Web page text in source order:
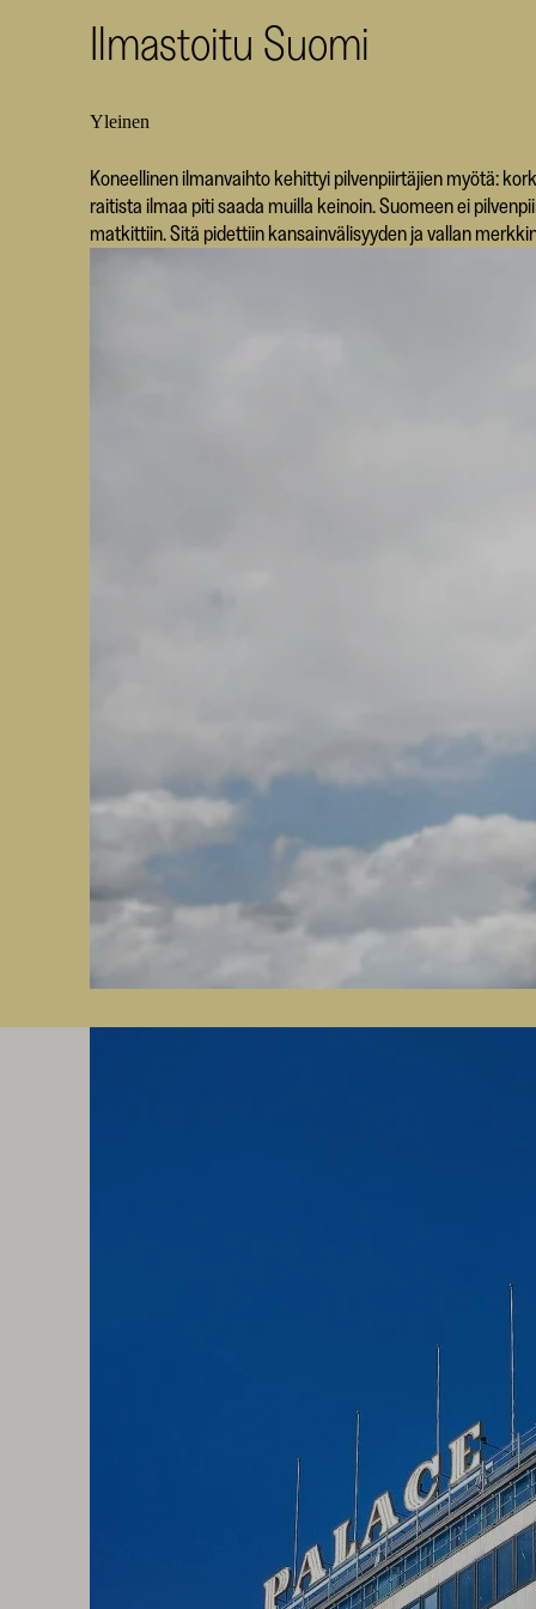
Ilmastoitu Suomi
Yleinen
Koneellinen ilmanvaihto kehittyi pilvenpiirtäjien myötä:
raitista ilmaa piti saada muilla keinoin. Suomeen ei
matkittiin. Sitä pidettiin kansainvälisyyden ja vallan